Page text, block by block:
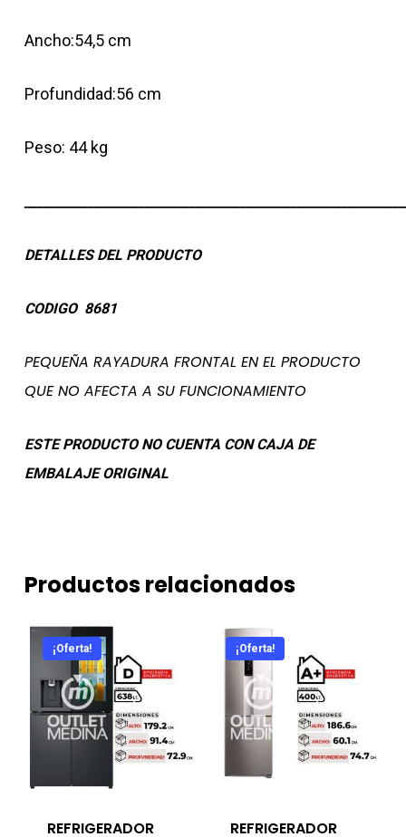
Ancho:54,5 cm
Profundidad:56 cm
Peso: 44 kg
DETALLES DEL PRODUCTO
CODIGO 8681
PEQUEÑA RAYADURA FRONTAL EN EL PRODUCTO
QUE NO AFECTA A SU FUNCIONAMIENTO
ESTE PRODUCTO NO CUENTA CON CAJA DE
EMBALAJE ORIGINAL
Productos relacionados
¡Oferta!
REFRIGERADOR
¡Oferta!
REFRIGERADOR